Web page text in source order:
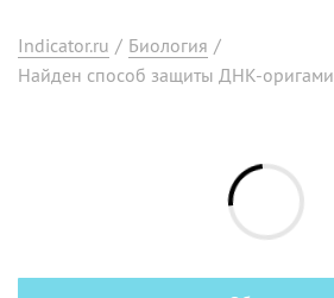
Indicator.ru / Биология /
Найден способ защиты ДНК-оригами